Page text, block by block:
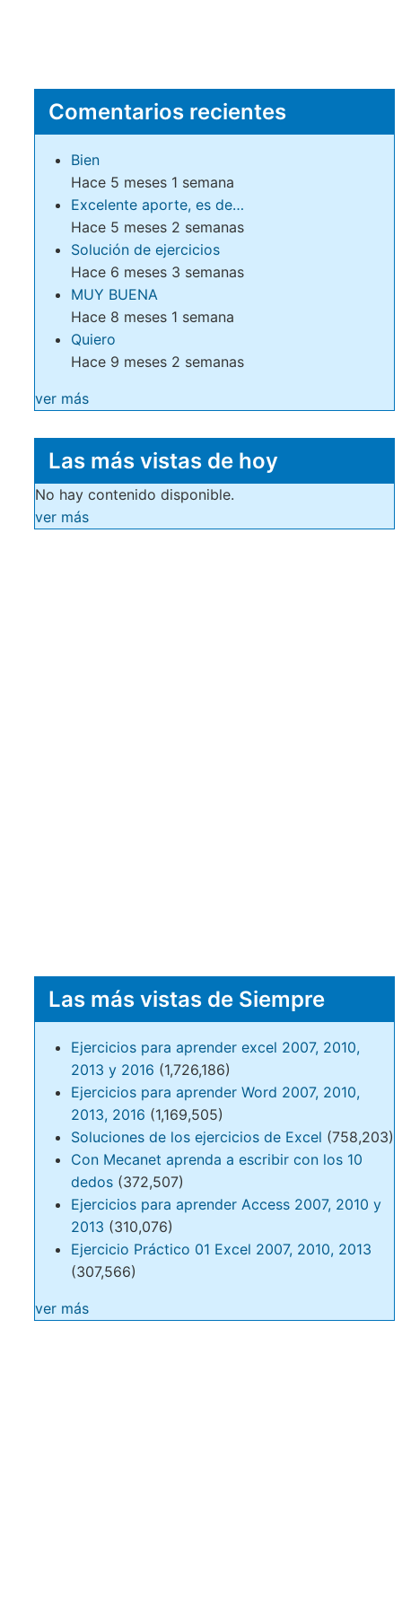
Comentarios recientes
Bien
Hace 5 meses 1 semana
Excelente aporte, es de…
Hace 5 meses 2 semanas
Solución de ejercicios
Hace 6 meses 3 semanas
MUY BUENA
Hace 8 meses 1 semana
Quiero
Hace 9 meses 2 semanas
ver más
Las más vistas de hoy
No hay contenido disponible.
ver más
Las más vistas de Siempre
Ejercicios para aprender excel 2007, 2010,
2013 y 2016 (1,726,186)
Ejercicios para aprender Word 2007, 2010,
2013, 2016 (1,169,505)
Soluciones de los ejercicios de Excel (758,203)
Con Mecanet aprenda a escribir con los 10
dedos (372,507)
Ejercicios para aprender Access 2007, 2010 y
2013 (310,076)
Ejercicio Práctico 01 Excel 2007, 2010, 2013
(307,566)
ver más